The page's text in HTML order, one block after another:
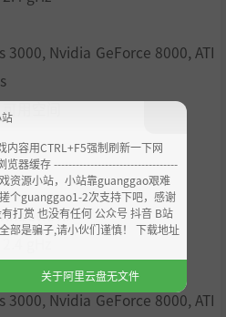
3000, Nvidia GeForce 8000, ATI
用空间
XP
gHz
3000, Nvidia GeForce 8000, ATI
内容用CTRL+F5强制刷新一下网
览器缓存 ----------------------------------
资源小站，小站靠guanggao艰难
个guanggao1-2次支持下吧，感谢
打赏 也没有任何 公众号 抖音 B站
部是骗子,请小伙们谨慎！ 下载地址
关于阿里云盘无文件